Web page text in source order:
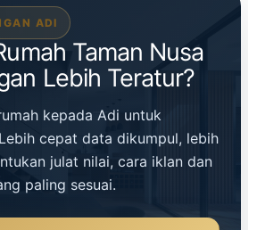
ADI
Taman Nusa
Lebih Teratur?
kepada Adi untuk
cepat data dikumpul, lebih
julat nilai, cara iklan dan
paling sesuai.